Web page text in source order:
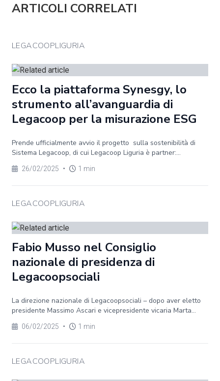
ARTICOLI CORRELATI
LEGACOOPLIGURIA
Ecco la piattaforma Synesgy, lo
strumento all’avanguardia di
Legacoop per la misurazione ESG
Prende ufficialmente avvio il progetto sulla sostenibilità di
Sistema Legacoop, di cui Legacoop Liguria è partner:...
26/02/2025 • 1 min
LEGACOOPLIGURIA
Fabio Musso nel Consiglio
nazionale di presidenza di
Legacoopsociali
La direzione nazionale di Legacoopsociali – dopo aver eletto
presidente Massimo Ascari e vicepresidente vicaria Marta...
06/02/2025 • 1 min
LEGACOOPLIGURIA